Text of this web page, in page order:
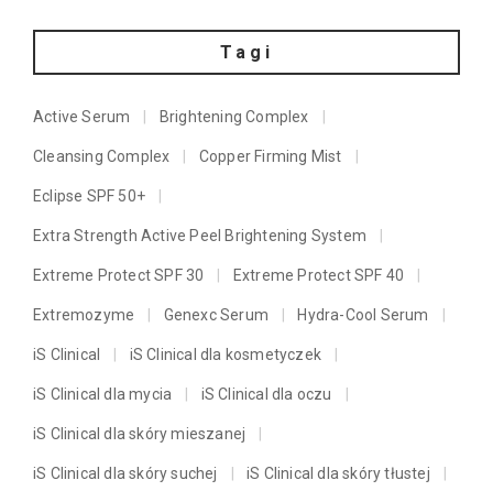
Tagi
Active Serum Brightening Complex
Cleansing Complex Copper Firming Mist
Eclipse SPF 50+
Extra Strength Active Peel Brightening System
Extreme Protect SPF 30 Extreme Protect SPF 40
Extremozyme Genexc Serum Hydra-Cool Serum
iS Clinical iS Clinical dla kosmetyczek
iS Clinical dla mycia iS Clinical dla oczu
iS Clinical dla skóry mieszanej
iS Clinical dla skóry suchej iS Clinical dla skóry tłustej